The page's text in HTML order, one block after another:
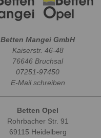
Betten Mangei GmbH
Kaiserstr. 46-48
76646 Bruchsal
07251-97450
E-Mail schreiben
Betten Opel
Rohrbacher Str. 91
69115 Heidelberg